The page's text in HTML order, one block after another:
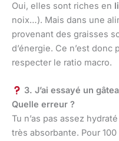
Oui, elles sont riches en
noix…). Mais dans une
provenant des graisses
d’énergie. Ce n’est
respecter le ratio macro.
3. J’ai essayé un
Quelle erreur ?
Tu n’as pas assez
très absorbante. Pour